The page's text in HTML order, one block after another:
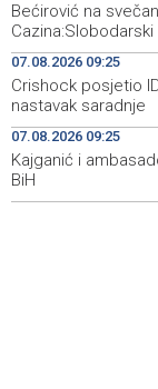
09:25
Crishock
za nastavak
09:25
Kajganić i
evropskom putu BiH
09:07
Aktivan
Tractor i helikopter
Bećirović na
07.08.2026 09:25
Crishock posjetio
nastavak saradnje
07.08.2026 09:25
Kajganić i
BiH